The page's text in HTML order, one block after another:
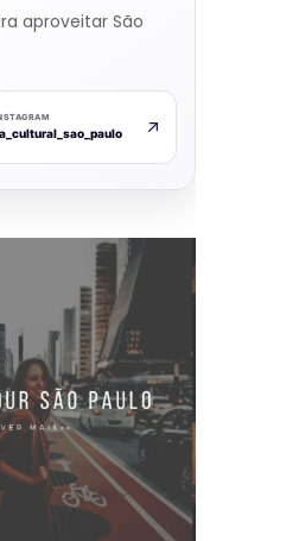
aproveitar São